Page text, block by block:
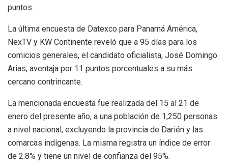
puntos.
La última encuesta de Datexco para Panamá América,
NexTV y KW Continente reveló que a 95 días para los
comicios generales, el candidato oficialista, José Domingo
Arias, aventaja por 11 puntos porcentuales a su más
cercano contrincante.
La mencionada encuesta fue realizada del 15 al 21 de
enero del presente año, a una población de 1,250 personas
a nivel nacional, excluyendo la provincia de Darién y las
comarcas indígenas. La misma registra un índice de error
de 2.8% y tiene un nivel de confianza del 95%.